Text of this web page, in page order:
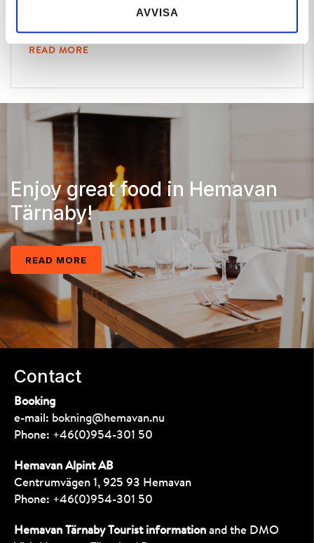
AVVISA
landscape. Hotels & Guest Houses | Hotel in...
READ MORE
Enjoy great food in Hemavan
Tärnaby!
READ MORE
Contact
Booking
e-mail: bokning@hemavan.nu
Phone: +46(0)954-301 50
Hemavan Alpint AB
Centrumvägen 1, 925 93 Hemavan
Phone: +46(0)954-301 50
Hemavan Tärnaby Tourist information and the DMO